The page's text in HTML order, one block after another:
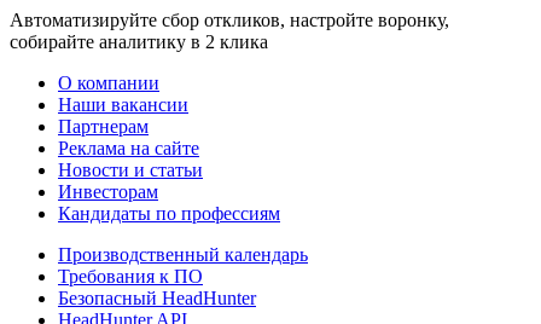
Автоматизируйте сбор откликов, настройте воронку,
собирайте аналитику в 2 клика
О компании
Наши вакансии
Партнерам
Реклама на сайте
Новости и статьи
Инвесторам
Кандидаты по профессиям
Производственный календарь
Требования к ПО
Безопасный HeadHunter